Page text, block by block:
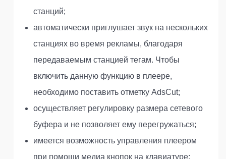
станций;
автоматически приглушает звук на нескольких
станциях во время рекламы, благодаря
передаваемым станцией тегам. Чтобы
включить данную функцию в плеере,
необходимо поставить отметку AdsCut;
осуществляет регулировку размера сетевого
буфера и не позволяет ему перегружаться;
имеется возможность управления плеером
при помощи медиа кнопок на клавиатуре;